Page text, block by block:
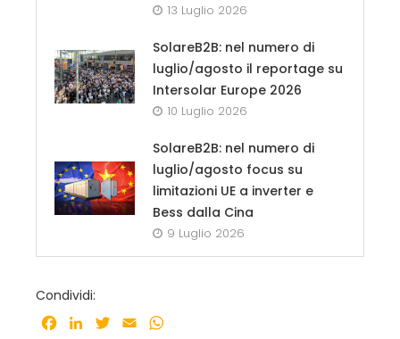
13 Luglio 2026
SolareB2B: nel numero di
luglio/agosto il reportage su
Intersolar Europe 2026
10 Luglio 2026
SolareB2B: nel numero di
luglio/agosto focus su
limitazioni UE a inverter e
Bess dalla Cina
9 Luglio 2026
Condividi:
Facebook
LinkedInTwitter
Email